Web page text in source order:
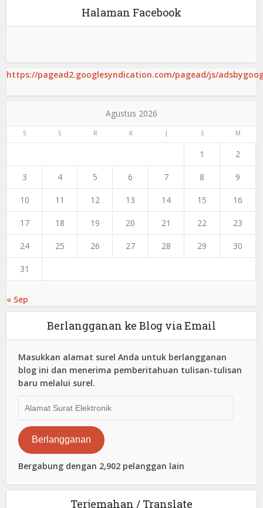
Halaman Facebook
https://pagead2.googlesyndication.com/pagead/js/
Agustus 2026
S S R K J S M
1 2
3 4 5 6 7 8 9
10 11 12 13 14 15 16
17 18 19 20 21 22 23
24 25 26 27 28 29 30
31
« Sep
Berlangganan ke Blog via Email
Masukkan alamat surel Anda untuk berlangganan
blog ini dan menerima pemberitahuan tulisan-tulisan
baru melalui surel.
Surat
Elektronik
Berlangganan
Bergabung dengan 2,902 pelanggan lain
Terjemahan / Translate